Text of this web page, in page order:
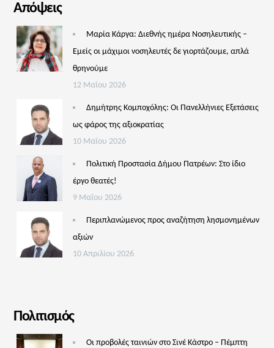
Απόψεις
Μαρία Κάργα: Διεθνής ημέρα Νοσηλευτικής –
Εμείς οι μάχιμοι νοσηλευτές δε γιορτάζουμε, απλά
θρηνούμε
12 Μαΐου 2026
Δημήτρης Κομποχόλης: Οι Πανελλήνιες Εξετάσεις
ως φάρος της αξιοκρατίας
10 Μαΐου 2026
Πολιτική Προστασία Δήμου Πατρέων: Στο ίδιο
έργο θεατές!
9 Μαΐου 2026
Περιπλανώμενος προς αναζήτηση λησμονημένων
αξιών
10 Απριλίου 2026
Πολιτισμός
Οι προβολές ταινιών στο Σινέ Κάστρο – Πέμπτη